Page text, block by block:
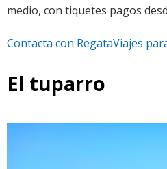
medio, con tiquetes pagos
Contacta con RegataViajes
El tuparro